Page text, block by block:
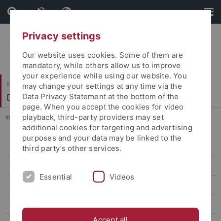
Skip
to
content
Skip
to
footer
Faculty of Economics and Social Sciences
Department of Finance
You are here: Home ... B300 Kapitalmarktprodukte
B300 Kapitalmarktprodukte
B302 Bachelorarbeit in Finance
Privacy settings
Our website uses cookies. Some of them are
mandatory, while others allow us to improve
your experience while using our website. You
may change your settings at any time via the
Data Privacy Statement at the bottom of the
page. When you accept the cookies for video
playback, third-party providers may set
additional cookies for targeting and advertising
purposes and your data may be linked to the
third party’s other services.
Essential Videos